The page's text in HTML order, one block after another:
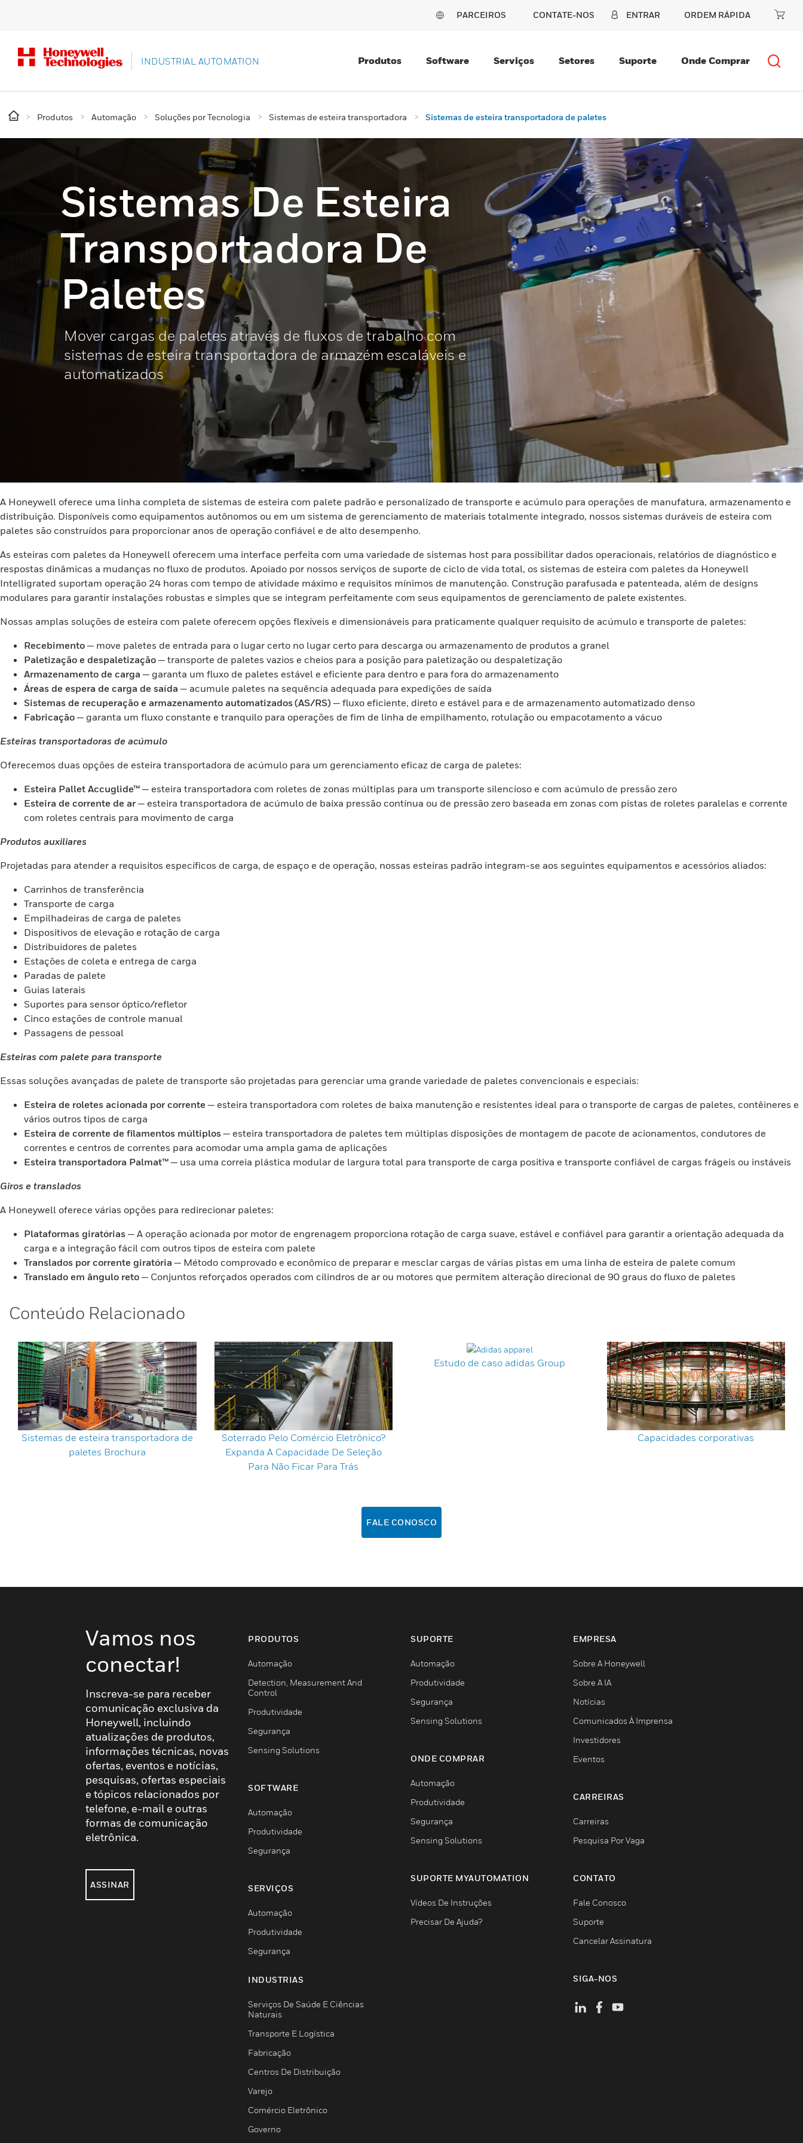
PARCEIROS CONTATE-NOS ENTRAR ORDEM RÁPIDA
INDUSTRIAL AUTOMATION Produtos Software Serviços Setores Suporte Onde Comprar
Produtos Automação Soluções por Tecnologia Sistemas de esteira transportadora Sistemas de esteira transportadora de paletes
Sistemas De Esteira
Transportadora De
Paletes
Mover cargas de paletes através de fluxos de trabalho com
sistemas de esteira transportadora de armazém escaláveis e
automatizados
A Honeywell oferece uma linha completa de sistemas de esteira com palete padrão e personalizado de transporte e acúmulo para operações de manufatura, armazenamento e
distribuição. Disponíveis como equipamentos autônomos ou em um sistema de gerenciamento de materiais totalmente integrado, nossos sistemas duráveis de esteira com
paletes são construídos para proporcionar anos de operação confiável e de alto desempenho.
As esteiras com paletes da Honeywell oferecem uma interface perfeita com uma variedade de sistemas host para possibilitar dados operacionais, relatórios de diagnóstico e
respostas dinâmicas a mudanças no fluxo de produtos. Apoiado por nossos serviços de suporte de ciclo de vida total, os sistemas de esteira com paletes da Honeywell
Intelligrated suportam operação 24 horas com tempo de atividade máximo e requisitos mínimos de manutenção. Construção parafusada e patenteada, além de designs
modulares para garantir instalações robustas e simples que se integram perfeitamente com seus equipamentos de gerenciamento de palete existentes.
Nossas amplas soluções de esteira com palete oferecem opções flexíveis e dimensionáveis para praticamente qualquer requisito de acúmulo e transporte de paletes:
Recebimento— move paletes de entrada para o lugar certo no lugar certo para descarga ou armazenamento de produtos a granel
Paletização e despaletização— transporte de paletes vazios e cheios para a posição para paletização ou despaletização
Armazenamento de carga — garanta um fluxo de paletes estável e eficiente para dentro e para fora do armazenamento
Áreas de espera de carga de saída — acumule paletes na sequência adequada para expedições de saída
Sistemas de recuperação e armazenamento automatizados (AS/RS) — fluxo eficiente, direto e estável para e de armazenamento automatizado denso
Fabricação— garanta um fluxo constante e tranquilo para operações de fim de linha de empilhamento, rotulação ou empacotamento a vácuo
Esteiras transportadoras de acúmulo
Oferecemos duas opções de esteira transportadora de acúmulo para um gerenciamento eficaz de carga de paletes:
Esteira Pallet Accuglide™— esteira transportadora com roletes de zonas múltiplas para um transporte silencioso e com acúmulo de pressão zero
Esteira de corrente de ar— esteira transportadora de acúmulo de baixa pressão contínua ou de pressão zero baseada em zonas com pistas de roletes paralelas e corrente
com roletes centrais para movimento de carga
Produtos auxiliares
Projetadas para atender a requisitos específicos de carga, de espaço e de operação, nossas esteiras padrão integram-se aos seguintes equipamentos e acessórios aliados:
Carrinhos de transferência
Transporte de carga
Empilhadeiras de carga de paletes
Dispositivos de elevação e rotação de carga
Distribuidores de paletes
Estações de coleta e entrega de carga
Paradas de palete
Guias laterais
Suportes para sensor óptico/refletor
Cinco estações de controle manual
Passagens de pessoal
Esteiras com palete para transporte
Essas soluções avançadas de palete de transporte são projetadas para gerenciar uma grande variedade de paletes convencionais e especiais:
Esteira de roletes acionada por corrente — esteira transportadora com roletes de baixa manutenção e resistentes ideal para o transporte de cargas de paletes, contêineres e
vários outros tipos de carga
Esteira de corrente de filamentos múltiplos— esteira transportadora de paletes tem múltiplas disposições de montagem de pacote de acionamentos, condutores de
correntes e centros de correntes para acomodar uma ampla gama de aplicações
Esteira transportadora Palmat™— usa uma correia plástica modular de largura total para transporte de carga positiva e transporte confiável de cargas frágeis ou instáveis
Giros e translados
A Honeywell oferece várias opções para redirecionar paletes:
Plataformas giratórias— A operação acionada por motor de engrenagem proporciona rotação de carga suave, estável e confiável para garantir a orientação adequada da
carga e a integração fácil com outros tipos de esteira com palete
Translados por corrente giratória — Método comprovado e econômico de preparar e mesclar cargas de várias pistas em uma linha de esteira de palete comum
Translado em ângulo reto— Conjuntos reforçados operados com cilindros de ar ou motores que permitem alteração direcional de 90 graus do fluxo de paletes
Conteúdo Relacionado
Sistemas de esteira transportadora de
paletes Brochura
Soterrado Pelo Comércio Eletrônico?
Expanda A Capacidade De Seleção
Para Não Ficar Para Trás
Estudo de caso adidas Group
Capacidades corporativas
FALE CONOSCO
Vamos nos
conectar!
Inscreva-se para receber
comunicação exclusiva da
Honeywell, incluindo
atualizações de produtos,
informações técnicas, novas
ofertas, eventos e notícias,
pesquisas, ofertas especiais
e tópicos relacionados por
telefone, e-mail e outras
formas de comunicação
eletrônica.
ASSINAR
PRODUTOS
Automação
Detection, Measurement And
Control
Produtividade
Segurança
Sensing Solutions
SOFTWARE
Automação
Produtividade
Segurança
SERVIÇOS
Automação
Produtividade
Segurança
INDUSTRIAS
Serviços De Saúde E Ciências
Naturais
Transporte E Logística
Fabricação
Centros De Distribuição
Varejo
Comércio Eletrônico
Governo
SUPORTE
Automação
Produtividade
Segurança
Sensing Solutions
ONDE COMPRAR
Automação
Produtividade
Segurança
Sensing Solutions
SUPORTE MYAUTOMATION
Vídeos De Instruções
Precisar De Ajuda?
EMPRESA
Sobre A Honeywell
Sobre A IA
Notícias
Comunicados À Imprensa
Investidores
Eventos
CARREIRAS
Carreiras
Pesquisa Por Vaga
CONTATO
Fale Conosco
Suporte
Cancelar Assinatura
SIGA-NOS